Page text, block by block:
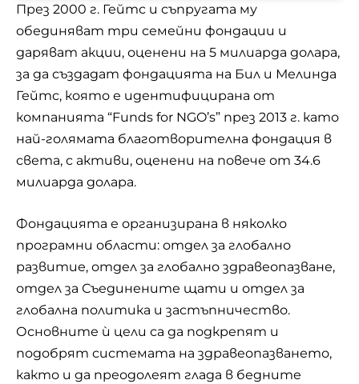
През 2000 г. Гейтс и съпругата му
обединяват три семейни фондации и
даряват акции, оценени на 5 милиарда долара,
за да създадат фондацията на Бил и Мелинда
Гейтс, която е идентифицирана от
компанията “Funds for NGO’s” през 2013 г. като
най-голямата благотворителна фондация в
света, с активи, оценени на повече от 34.6
милиарда долара.
Фондацията е организирана в няколко
програмни области: отдел за глобално
развитие, отдел за глобално здравеопазване,
отдел за Съединените щати и отдел за
глобална политика и застъпничество.
Основните ѝ цели са да подкрепят и
подобрят системата на здравеопазването,
както и да преодолеят глада в бедните